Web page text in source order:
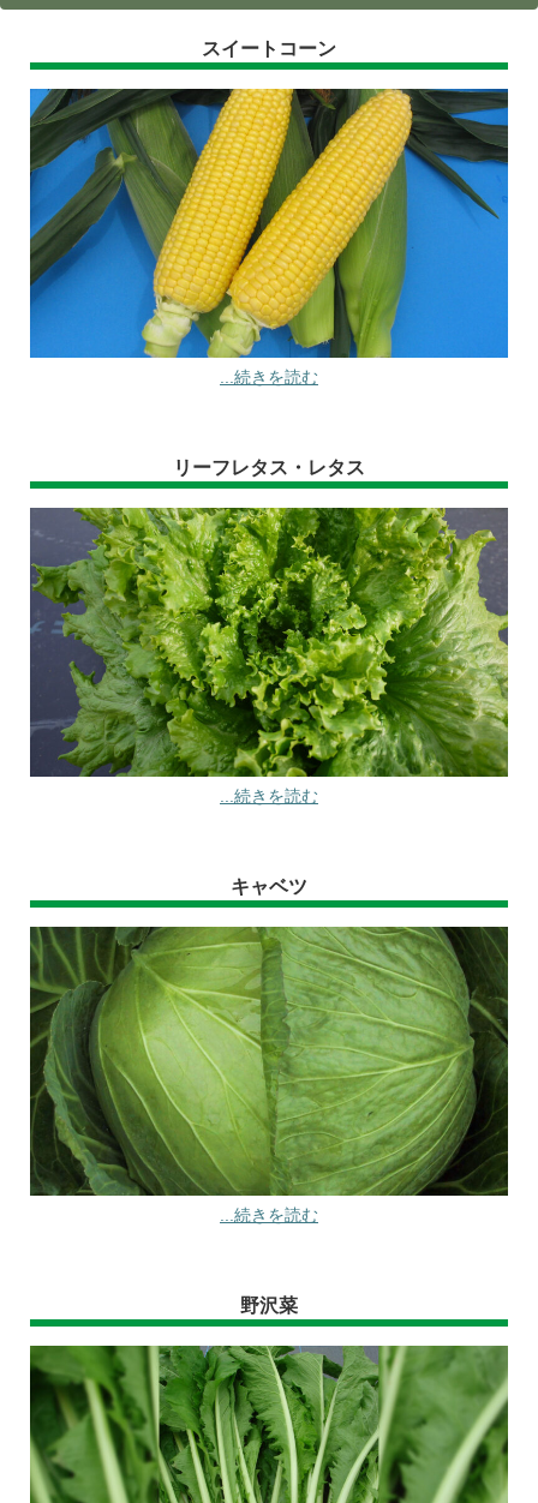
スイートコーン
...続きを読む
リーフレタス・レタス
...続きを読む
キャベツ
...続きを読む
野沢菜